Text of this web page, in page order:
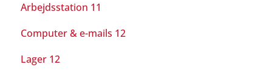
Arbejdsstation 11
Computer & e-mails 12
Lager 12